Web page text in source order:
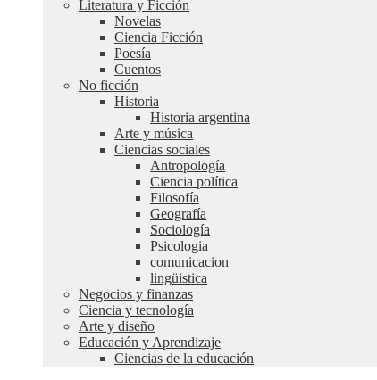
Literatura y Ficción
Novelas
Ciencia Ficción
Poesía
Cuentos
No ficción
Historia
Historia argentina
Arte y música
Ciencias sociales
Antropología
Ciencia política
Filosofía
Geografía
Sociología
Psicologia
comunicacion
lingüistica
Negocios y finanzas
Ciencia y tecnología
Arte y diseño
Educación y Aprendizaje
Ciencias de la educación